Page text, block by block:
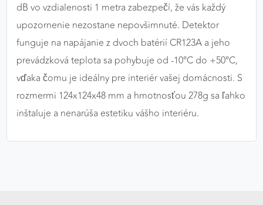
dB vo vzdialenosti 1 metra zabezpečí, že vás každý
upozornenie nezostane nepovšimnuté. Detektor
funguje na napájanie z dvoch batérií CR123A a jeho
prevádzková teplota sa pohybuje od -10°C do +50°C,
vďaka čomu je ideálny pre interiér vašej domácnosti. S
rozmermi 124x124x48 mm a hmotnosťou 278g sa ľahko
inštaluje a nenarúša estetiku vášho interiéru.